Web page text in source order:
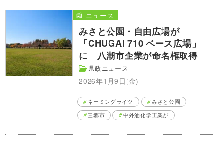
みさと公園・自由広場が
「CHUGAI 710 ベース広場」
に 八潮市企業が命名権取得
県政ニュース
2026年1月9日(金)
📰 ニュース
ネーミングライツ
みさと公園
三郷市
中外油化学工業が